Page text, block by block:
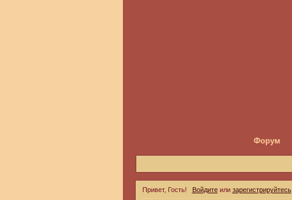
Форум
Привет, Гость! Войдитеили зарегистрируйтесь.